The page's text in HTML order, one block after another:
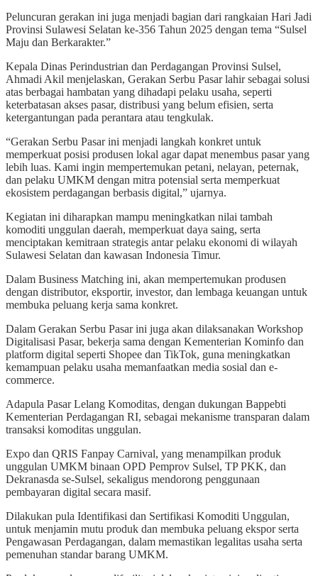
Peluncuran gerakan ini juga menjadi bagian dari rangkaian Hari Jadi
Provinsi Sulawesi Selatan ke-356 Tahun 2025 dengan tema “Sulsel
Maju dan Berkarakter.”
Kepala Dinas Perindustrian dan Perdagangan Provinsi Sulsel,
Ahmadi Akil menjelaskan, Gerakan Serbu Pasar lahir sebagai solusi
atas berbagai hambatan yang dihadapi pelaku usaha, seperti
keterbatasan akses pasar, distribusi yang belum efisien, serta
ketergantungan pada perantara atau tengkulak.
“Gerakan Serbu Pasar ini menjadi langkah konkret untuk
memperkuat posisi produsen lokal agar dapat menembus pasar yang
lebih luas. Kami ingin mempertemukan petani, nelayan, peternak,
dan pelaku UMKM dengan mitra potensial serta memperkuat
ekosistem perdagangan berbasis digital,” ujarnya.
Kegiatan ini diharapkan mampu meningkatkan nilai tambah
komoditi unggulan daerah, memperkuat daya saing, serta
menciptakan kemitraan strategis antar pelaku ekonomi di wilayah
Sulawesi Selatan dan kawasan Indonesia Timur.
Dalam Business Matching ini, akan mempertemukan produsen
dengan distributor, eksportir, investor, dan lembaga keuangan untuk
membuka peluang kerja sama konkret.
Dalam Gerakan Serbu Pasar ini juga akan dilaksanakan Workshop
Digitalisasi Pasar, bekerja sama dengan Kementerian Kominfo dan
platform digital seperti Shopee dan TikTok, guna meningkatkan
kemampuan pelaku usaha memanfaatkan media sosial dan e-
commerce.
Adapula Pasar Lelang Komoditas, dengan dukungan Bappebti
Kementerian Perdagangan RI, sebagai mekanisme transparan dalam
transaksi komoditas unggulan.
Expo dan QRIS Fanpay Carnival, yang menampilkan produk
unggulan UMKM binaan OPD Pemprov Sulsel, TP PKK, dan
Dekranasda se-Sulsel, sekaligus mendorong penggunaan
pembayaran digital secara masif.
Dilakukan pula Identifikasi dan Sertifikasi Komoditi Unggulan,
untuk menjamin mutu produk dan membuka peluang ekspor serta
Pengawasan Perdagangan, dalam memastikan legalitas usaha serta
pemenuhan standar barang UMKM.